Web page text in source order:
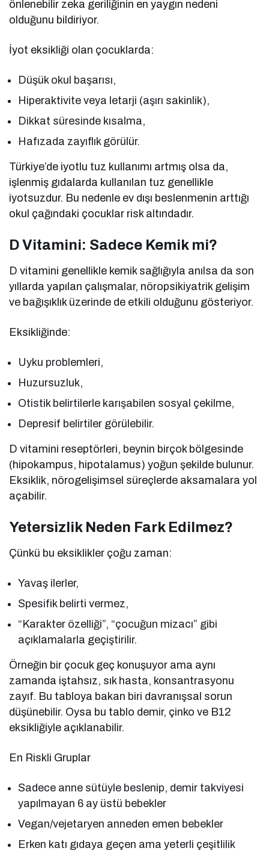
önlenebilir zeka geriliğinin en yaygın nedeni
olduğunu bildiriyor.
İyot eksikliği olan çocuklarda:
Düşük okul başarısı,
Hiperaktivite veya letarji (aşırı sakinlik),
Dikkat süresinde kısalma,
Hafızada zayıflık görülür.
Türkiye’de iyotlu tuz kullanımı artmış olsa da,
işlenmiş gıdalarda kullanılan tuz genellikle
iyotsuzdur. Bu nedenle ev dışı beslenmenin arttığı
okul çağındaki çocuklar risk altındadır.
D Vitamini: Sadece Kemik mi?
D vitamini genellikle kemik sağlığıyla anılsa da son
yıllarda yapılan çalışmalar, nöropsikiyatrik gelişim
ve bağışıklık üzerinde de etkili olduğunu gösteriyor.
Eksikliğinde:
Uyku problemleri,
Huzursuzluk,
Otistik belirtilerle karışabilen sosyal çekilme,
Depresif belirtiler görülebilir.
D vitamini reseptörleri, beynin birçok bölgesinde
(hipokampus, hipotalamus) yoğun şekilde bulunur.
Eksiklik, nörogelişimsel süreçlerde aksamalara yol
açabilir.
Yetersizlik Neden Fark Edilmez?
Çünkü bu eksiklikler çoğu zaman:
Yavaş ilerler,
Spesifik belirti vermez,
“Karakter özelliği”, “çocuğun mizacı” gibi
açıklamalarla geçiştirilir.
Örneğin bir çocuk geç konuşuyor ama aynı
zamanda iştahsız, sık hasta, konsantrasyonu
zayıf. Bu tabloya bakan biri davranışsal sorun
düşünebilir. Oysa bu tablo demir, çinko ve B12
eksikliğiyle açıklanabilir.
En Riskli Gruplar
Sadece anne sütüyle beslenip, demir takviyesi
yapılmayan 6 ay üstü bebekler
Vegan/vejetaryen anneden emen bebekler
Erken katı gıdaya geçen ama yeterli çeşitlilik